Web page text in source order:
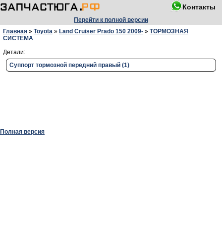
Контакты
Перейти к полной версии
Главная » Toyota » Land Cruiser Prado 150 2009- » ТОРМОЗНАЯ
СИСТЕМА
Детали:
Суппорт тормозной передний правый (1)
Полная версия